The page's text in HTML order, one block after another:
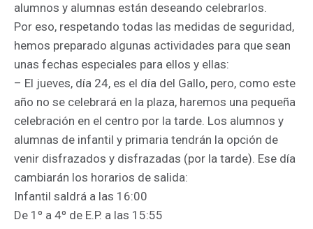
alumnos y alumnas están deseando celebrarlos.
Por eso, respetando todas las medidas de seguridad,
hemos preparado algunas actividades para que sean
unas fechas especiales para ellos y ellas:
– El jueves, día 24, es el día del Gallo, pero, como este
año no se celebrará en la plaza, haremos una pequeña
celebración en el centro por la tarde. Los alumnos y
alumnas de infantil y primaria tendrán la opción de
venir disfrazados y disfrazadas (por la tarde). Ese día
cambiarán los horarios de salida:
Infantil saldrá a las 16:00
De 1º a 4º de E.P. a las 15:55